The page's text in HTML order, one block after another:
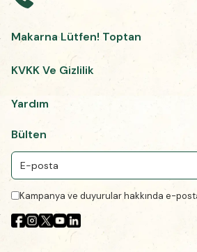
Makarna Lütfen! Toptan
KVKK Ve Gizlilik
Yardım
Bülten
Kampanya ve duyurular hakkında e-